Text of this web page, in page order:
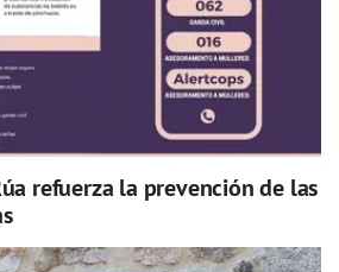
refuerza la prevención de las